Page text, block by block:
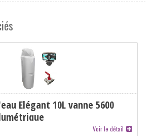
Elégant 10L vanne 5600
Voir le détail